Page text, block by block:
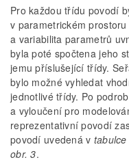
Pro každou třídu povodí
v parametrickém
a variabilita parametrů
byla poté spočtena jeho
jemu příslušející třídy.
bylo možné vyhledat
jednotlivé třídy. Po
a vyloučení pro
reprezentativní povodí
povodí uvedená v tabulce
obr. 3.